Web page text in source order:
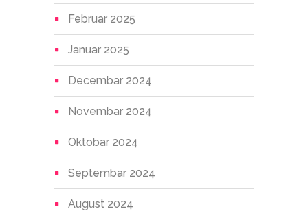
Februar 2025
Januar 2025
Decembar 2024
Novembar 2024
Oktobar 2024
Septembar 2024
August 2024